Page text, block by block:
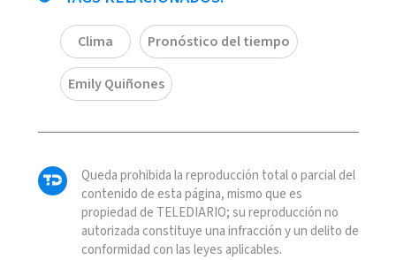
Clima Pronóstico del tiempo
Emily Quiñones
Queda prohibida la reproducción total o parcial del
contenido de esta página, mismo que es
propiedad de TELEDIARIO; su reproducción no
autorizada constituye una infracción y un delito de
conformidad con las leyes aplicables.